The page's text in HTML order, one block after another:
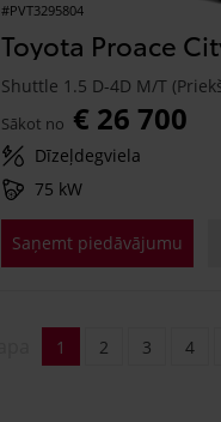
#PVT3295804
Toyota Proace
Shuttle 1.5 D-4D M/T
Sākot no € 26 700
Dīzeļdegviela
75 kW
Saņemt piedāvājumu
1 2 3 4